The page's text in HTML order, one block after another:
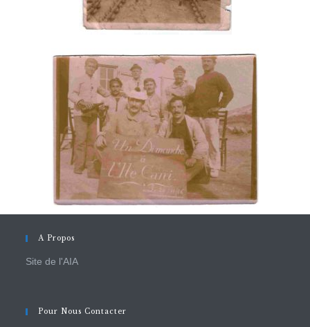
A Propos
Site de l'AIA
Pour Nous Contacter